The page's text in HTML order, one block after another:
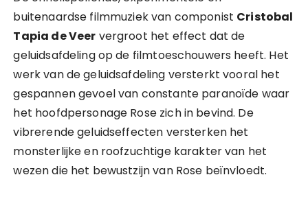
buitenaardse filmmuziek van componist Cristobal
Tapia de Veer vergroot het effect dat de
geluidsafdeling op de filmtoeschouwers heeft. Het
werk van de geluidsafdeling versterkt vooral het
gespannen gevoel van constante paranoïde waar
het hoofdpersonage Rose zich in bevind. De
vibrerende geluidseffecten versterken het
monsterlijke en roofzuchtige karakter van het
wezen die het bewustzijn van Rose beïnvloedt.